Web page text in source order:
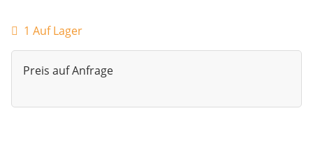
1 Auf Lager
Preis auf Anfrage